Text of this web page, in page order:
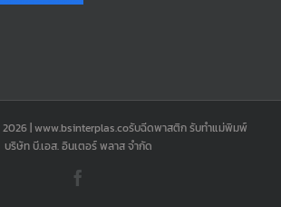
2026 | www.bsinterplas.coรับฉีดพาสติก รับทำแม่พิมพ์
บริษัท บี.เอส. อินเตอร์ พลาส จำกัด